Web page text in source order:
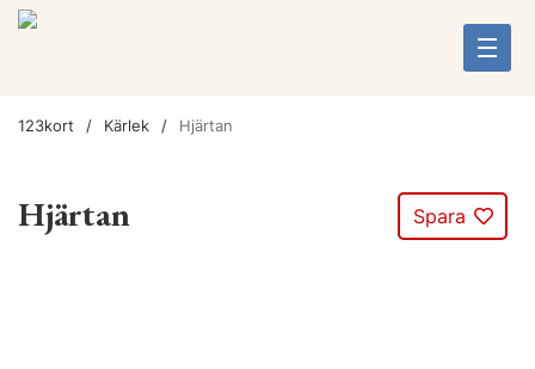
123kort Kärlek Hjärtan
Hjärtan Spara